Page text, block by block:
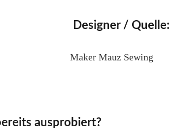
Designer / Quelle:
Maker Mauz Sewing
ausprobiert?